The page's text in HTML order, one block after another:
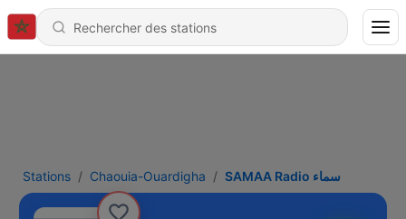
Stations Chaouia-Ouardigha SAMAA Radio سماء